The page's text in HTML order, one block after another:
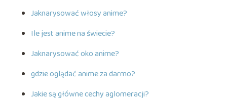
Jaknarysować włosy anime?
Ile jest anime na świecie?
Jaknarysować oko anime?
gdzie oglądać anime za darmo?
Jakie są główne cechy aglomeracji?